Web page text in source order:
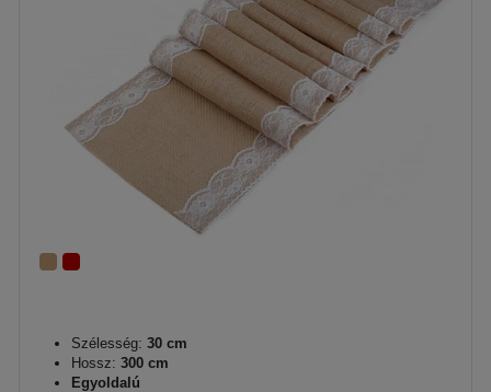
Szélesség: 30 cm
Hossz: 300 cm
Egyoldalú